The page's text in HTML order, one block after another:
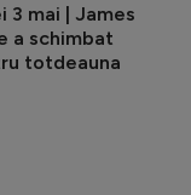
3 mai | James
a schimbat
totdeauna